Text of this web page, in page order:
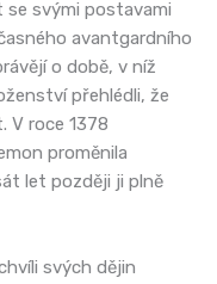
se svými postavami
avantgardního
o době, v níž
přehlédli, že
V roce 1378
proměnila
let později ji plně
svých dějin